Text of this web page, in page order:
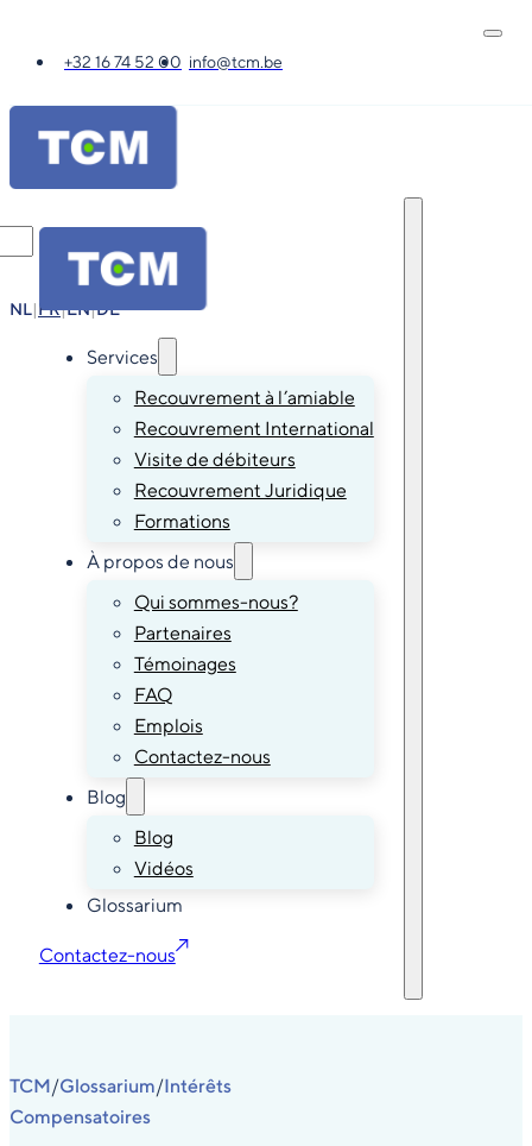
+32 16 74 52 00 info@tcm.be
NL|FR|EN|DE
Services
Recouvrement à l’amiable
Recouvrement International
Visite de débiteurs
Recouvrement Juridique
Formations
À propos de nous
Qui sommes-nous?
Partenaires
Témoinages
FAQ
Emplois
Contactez-nous
Blog
Blog
Vidéos
Glossarium
Contactez-nous
TCM/Glossarium/Intérêts
Compensatoires